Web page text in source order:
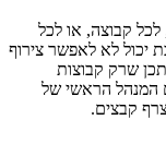
קבוצה, או לכל
לא לאפשר צירוף
שרק קבוצות
המנהל הראשי של
קבצים.